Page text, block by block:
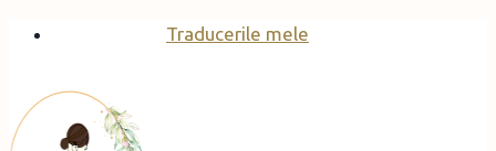
Skip
content
Traducerile mele